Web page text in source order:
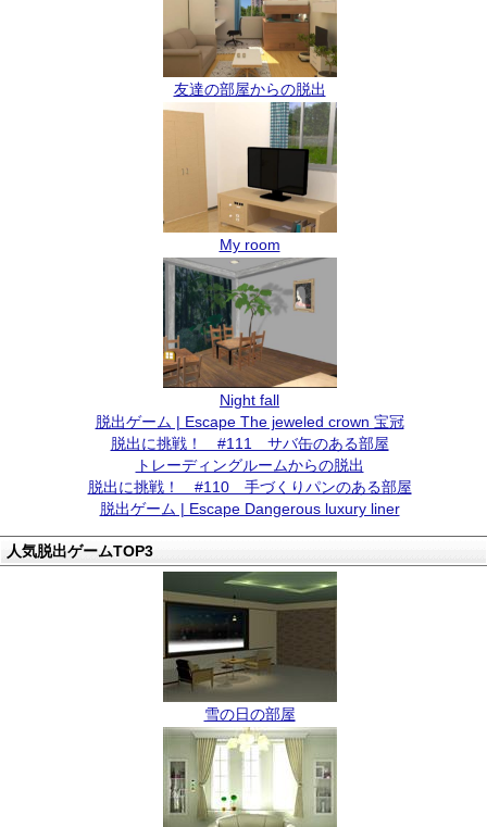
友達の部屋からの脱出
My room
Night fall
脱出ゲーム | Escape The jeweled crown 宝冠
脱出に挑戦！ #111 サバ缶のある部屋
トレーディングルームからの脱出
脱出に挑戦！ #110 手づくりパンのある部屋
脱出ゲーム | Escape Dangerous luxury liner
人気脱出ゲームTOP3
雪の日の部屋